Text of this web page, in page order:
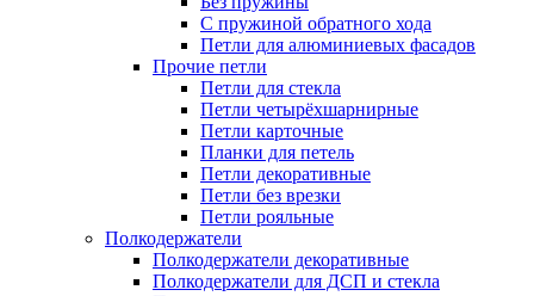
С пружиной обратного хода
Петли для алюминиевых фасадов
Прочие петли
Петли для стекла
Петли четырёхшарнирные
Петли карточные
Планки для петель
Петли декоративные
Петли без врезки
Петли рояльные
Полкодержатели
Полкодержатели декоративные
Полкодержатели для ДСП и стекла